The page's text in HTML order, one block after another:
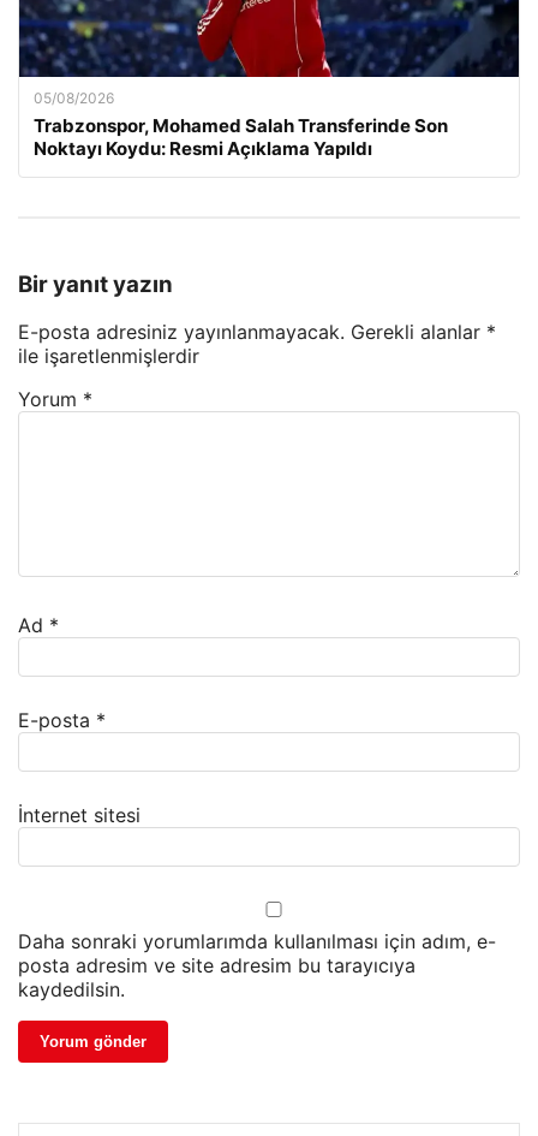
05/08/2026
Trabzonspor, Mohamed Salah Transferinde Son
Noktayı Koydu: Resmi Açıklama Yapıldı
Bir yanıt yazın
E-posta adresiniz yayınlanmayacak. Gerekli alanlar *
ile işaretlenmişlerdir
Yorum *
Ad *
E-posta *
İnternet sitesi
Daha sonraki yorumlarımda kullanılması için adım, e-
posta adresim ve site adresim bu tarayıcıya
kaydedilsin.